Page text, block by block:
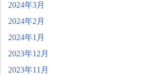
2024年3月
2024年2月
2024年1月
2023年12月
2023年11月